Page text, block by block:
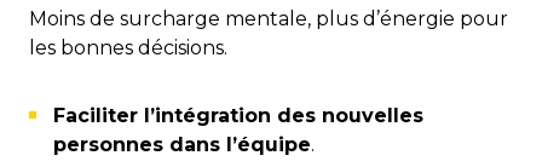
Moins de surcharge mentale, plus d’énergie pour
les bonnes décisions.
Faciliter l’intégration des nouvelles
personnes dans l’équipe.